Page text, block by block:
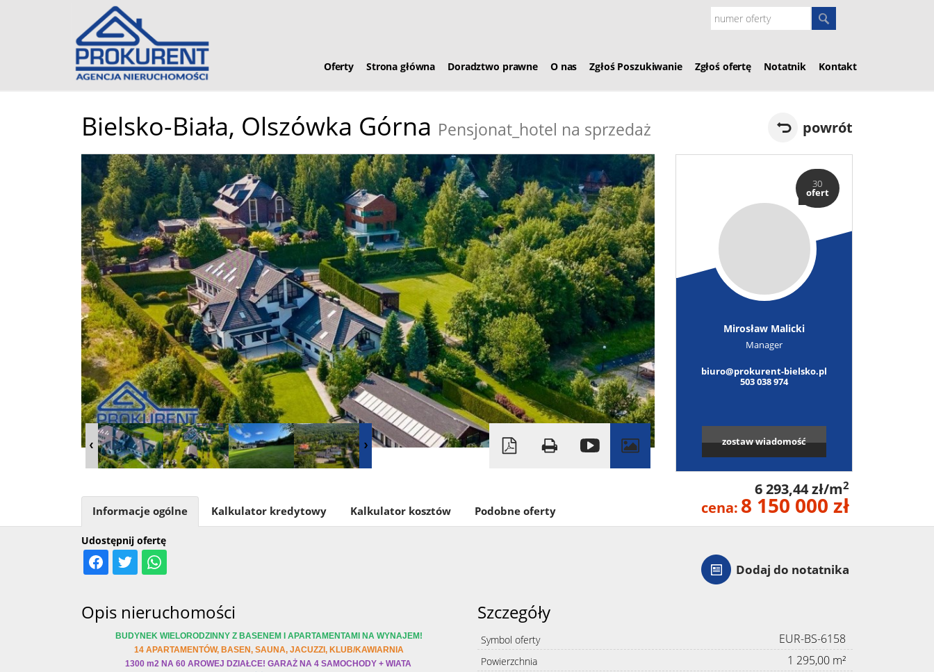
Oferty Strona główna Doradztwo prawne O nas Zgłoś Poszukiwanie Zgłoś ofertę Notatnik Kontakt
Bielsko-Biała, Olszówka Górna Pensjonat_hotel na sprzedaż powrót
30
ofert
Mirosław Malicki
Manager
biuro@prokurent-bielsko.pl
503 038 974
zostaw wiadomość
6 293,44 zł/m2
cena: 8 150 000 zł
Dodaj do notatnika
Udostępnij ofertę
Informacje ogólne Kalkulator kredytowy Kalkulator kosztów Podobne oferty
Opis nieruchomości
BUDYNEK WIELORODZINNY Z BASENEM I APARTAMENTAMI NA WYNAJEM!
14 APARTAMENTÓW, BASEN, SAUNA, JACUZZI, KLUB/KAWIARNIA
1300 m2 NA 60 AROWEJ DZIAŁCE! GARAŻ NA 4 SAMOCHODY + WIATA
Szczegóły
Symbol oferty EUR-BS-6158
Powierzchnia 1 295,00 m²